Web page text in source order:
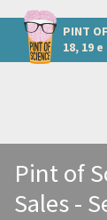
PINT
18, 19
Outros
Pint of
Sales -